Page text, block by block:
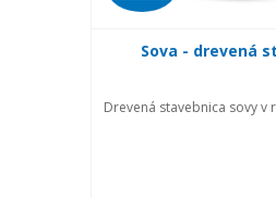
Sova - drevená
Drevená stavebnica sovy v